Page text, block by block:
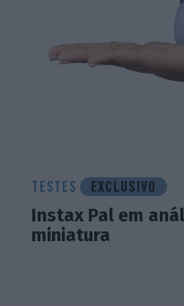
TESTES EXCLUSIVO
Instax Pal em
miniatura